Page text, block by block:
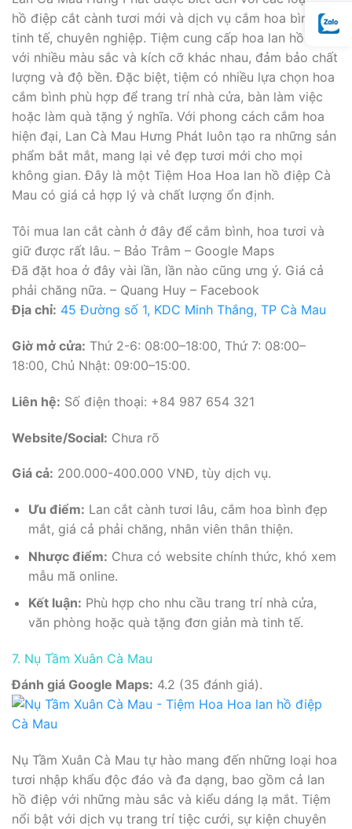
hồ điệp cắt cành tươi mới và dịch vụ cắm hoa bình
tinh tế, chuyên nghiệp. Tiệm cung cấp hoa lan hồ điệp
với nhiều màu sắc và kích cỡ khác nhau, đảm bảo chất
lượng và độ bền. Đặc biệt, tiệm có nhiều lựa chọn hoa
cắm bình phù hợp để trang trí nhà cửa, bàn làm việc
hoặc làm quà tặng ý nghĩa. Với phong cách cắm hoa
hiện đại, Lan Cà Mau Hưng Phát luôn tạo ra những sản
phẩm bắt mắt, mang lại vẻ đẹp tươi mới cho mọi
không gian. Đây là một Tiệm Hoa Hoa lan hồ điệp Cà
Mau có giá cả hợp lý và chất lượng ổn định.
Tôi mua lan cắt cành ở đây để cắm bình, hoa tươi và
giữ được rất lâu. – Bảo Trâm – Google Maps
Đã đặt hoa ở đây vài lần, lần nào cũng ưng ý. Giá cả
phải chăng nữa. – Quang Huy – Facebook
Địa chỉ: 45 Đường số 1, KDC Minh Thắng, TP Cà Mau
Giờ mở cửa: Thứ 2-6: 08:00–18:00, Thứ 7: 08:00–
18:00, Chủ Nhật: 09:00–15:00.
Liên hệ: Số điện thoại: +84 987 654 321
Website/Social: Chưa rõ
Giá cả: 200.000-400.000 VNĐ, tùy dịch vụ.
Ưu điểm: Lan cắt cành tươi lâu, cắm hoa bình đẹp
mắt, giá cả phải chăng, nhân viên thân thiện.
Nhược điểm: Chưa có website chính thức, khó xem
mẫu mã online.
Kết luận: Phù hợp cho nhu cầu trang trí nhà cửa,
văn phòng hoặc quà tặng đơn giản mà tinh tế.
7. Nụ Tầm Xuân Cà Mau
Đánh giá Google Maps: 4.2 (35 đánh giá).
Nụ Tầm Xuân Cà Mau tự hào mang đến những loại hoa
tươi nhập khẩu độc đáo và đa dạng, bao gồm cả lan
hồ điệp với những màu sắc và kiểu dáng lạ mắt. Tiệm
nổi bật với dịch vụ trang trí tiệc cưới, sự kiện chuyên